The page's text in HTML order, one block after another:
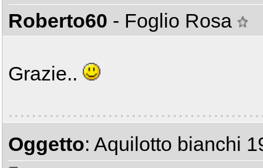
Roberto60 - Foglio Rosa
Grazie..
Oggetto: Aquilotto bianchi